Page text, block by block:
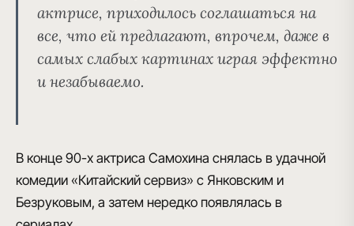
актрисе, приходилось соглашаться на
все, что ей предлагают, впрочем, даже в
самых слабых картинах играя эффектно
и незабываемо.
В конце 90-х актриса Самохина снялась в удачной
комедии «Китайский сервиз» с Янковским и
Безруковым, а затем нередко появлялась в